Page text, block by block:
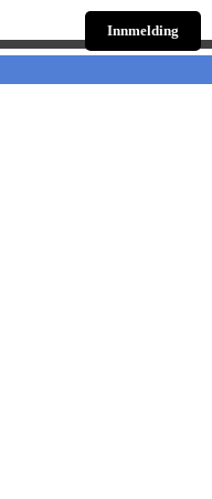
Innmelding